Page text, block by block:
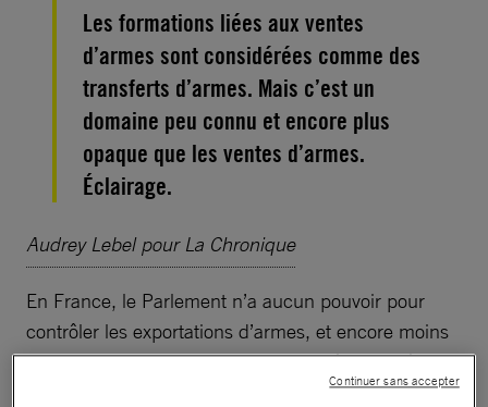
Les formations liées aux ventes
d’armes sont considérées comme des
transferts d’armes. Mais c’est un
domaine peu connu et encore plus
opaque que les ventes d’armes.
Éclairage.
Audrey Lebel pour La Chronique
En France, le Parlement n’a aucun pouvoir pour
contrôler les exportations d’armes, et encore moins
les formations. «Elles passent complètement à
travers les mailles des traités internationaux,
Continuer sans accepter